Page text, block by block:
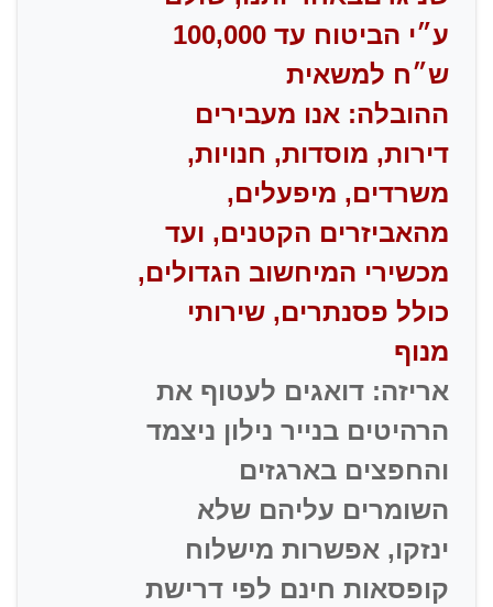
ע״י הביטוח עד 100,000
ש״ח למשאית
ההובלה: אנו מעבירים
דירות, מוסדות, חנויות,
משרדים, מיפעלים,
מהאביזרים הקטנים, ועד
מכשירי המיחשוב הגדולים,
כולל פסנתרים, שירותי
מנוף
אריזה: דואגים לעטוף את
הרהיטים בנייר נילון ניצמד
והחפצים בארגזים
השומרים עליהם שלא
ינזקו, אפשרות מישלוח
קופסאות חינם לפי דרישת